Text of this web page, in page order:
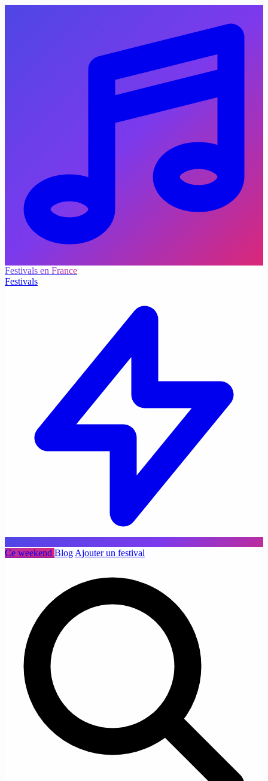
Festivals en France
Festivals
Ce weekend Blog Ajouter un festival